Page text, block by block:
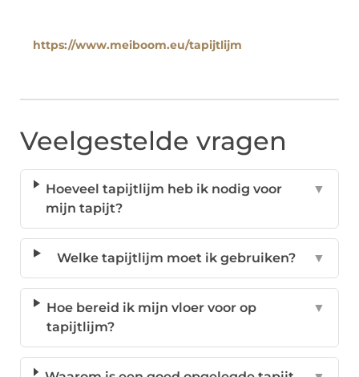
https://www.meiboom.eu/tapijtlijm
Veelgestelde vragen
Hoeveel tapijtlijm heb ik nodig voor
mijn tapijt?
▼
Welke tapijtlijm moet ik gebruiken? ▼
Hoe bereid ik mijn vloer voor op
tapijtlijm?
▼